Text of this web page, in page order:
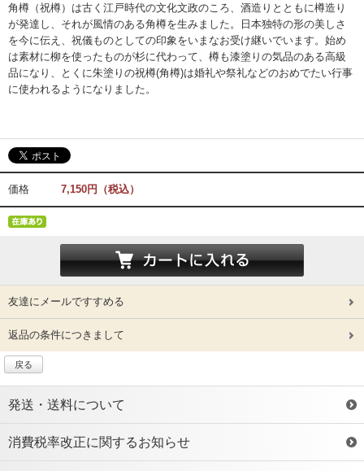
角樽（祝樽）は古く江戸時代の文化文政のころ、酒造りとともに樽造り
が発達し、それが風情のある角樽を生みました。日本独特の形の美しさ
を今に伝え、祝儀ものとしての印象をいまなお受け継いでいます。始め
は素材に柳を使ったものが杉に代わって、樽も漆塗りの気品のある高級
品になり、とくに朱塗りの祝樽(角樽)は婚礼や祭礼などのおめでたい行事
に使われるようになりました。
価格 7,150円（税込）
友達にメールですすめる
返品の条件につきまして
戻る
発送・送料について
消費税率改正に関するお知らせ